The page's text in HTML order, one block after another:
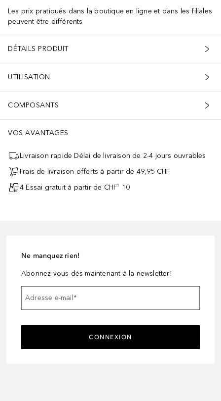
Les prix pratiqués dans la boutique en ligne et dans les filiales
peuvent être différents
DÉTAILS PRODUIT
UTILISATION
COMPOSANTS
VOS AVANTAGES
Livraison rapide Délai de livraison de 2-4 jours ouvrables
Frais de livraison offerts à partir de 49,95 CHF
4 Essai gratuit à partir de CHF¹ 10
Ne manquez rien!
Abonnez-vous dès maintenant à la newsletter!
Adresse e-mail*
CONNEXION